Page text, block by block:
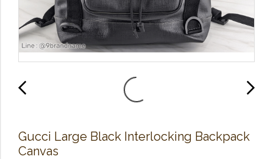
Gucci Large Black Interlocking Backpack
Canvas